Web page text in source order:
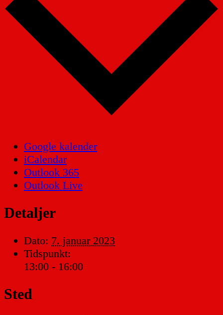
Google kalender
iCalendar
Outlook 365
Outlook Live
Detaljer
Dato: 7. januar 2023
Tidspunkt:
13:00 - 16:00
Sted